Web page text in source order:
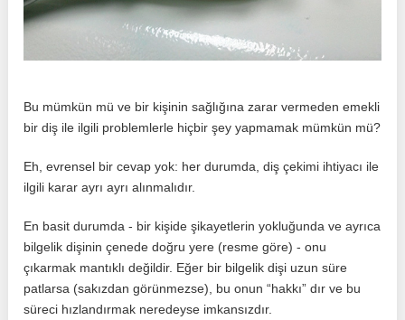
Bu mümkün mü ve bir kişinin sağlığına zarar vermeden emekli
bir diş ile ilgili problemlerle hiçbir şey yapmamak mümkün mü?
Eh, evrensel bir cevap yok: her durumda, diş çekimi ihtiyacı ile
ilgili karar ayrı ayrı alınmalıdır.
En basit durumda - bir kişide şikayetlerin yokluğunda ve ayrıca
bilgelik dişinin çenede doğru yere (resme göre) - onu
çıkarmak mantıklı değildir. Eğer bir bilgelik dişi uzun süre
patlarsa (sakızdan görünmezse), bu onun “hakkı” dır ve bu
süreci hızlandırmak neredeyse imkansızdır.